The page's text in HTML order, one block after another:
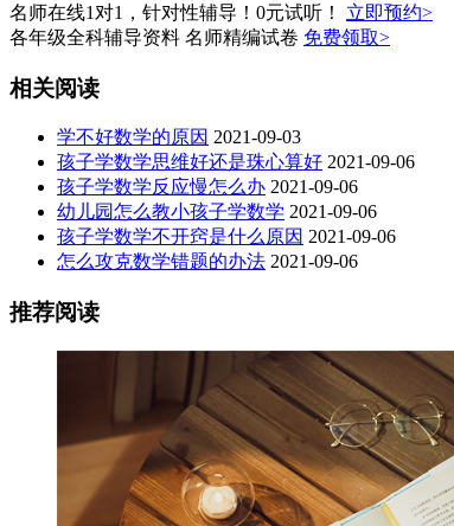
名师在线1对1，针对性辅导！0元试听！
立即预约>
各年级全科辅导资料 名师精编试卷 免费领取>
相关阅读
学不好数学的原因 2021-09-03
孩子学数学思维好还是珠心算好 2021-09-06
孩子学数学反应慢怎么办 2021-09-06
幼儿园怎么教小孩子学数学 2021-09-06
孩子学数学不开窍是什么原因 2021-09-06
怎么攻克数学错题的办法 2021-09-06
推荐阅读